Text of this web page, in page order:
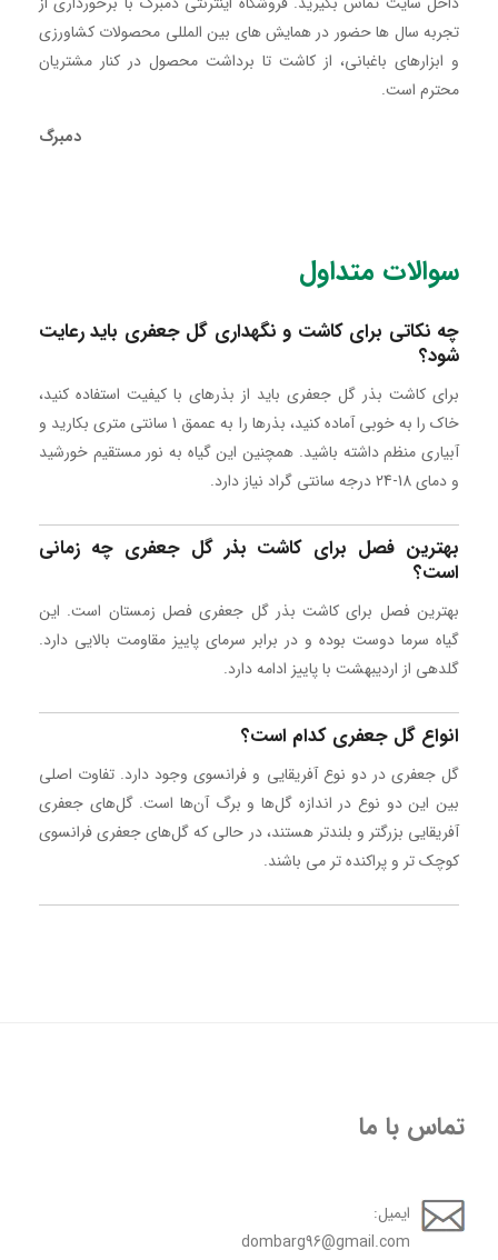
تجربه سال ها حضور در همایش های بین المللی محصولات کشاورزی
و ابزارهای باغبانی، از کاشت تا برداشت محصول در کنار مشتریان
محترم است.
دمبرگ
سوالات متداول
چه نکاتی برای کاشت و نگهداری گل جعفری باید رعایت
شود؟
برای کاشت بذر گل جعفری باید از بذرهای با کیفیت استفاده کنید،
خاک را به خوبی آماده کنید، بذرها را به عممق 1 سانتی متری بکارید و
آبیاری منظم داشته باشید. همچنین این گیاه به نور مستقیم خورشید
و دمای 18-24 درجه سانتی گراد نیاز دارد.
بهترین فصل برای کاشت بذر گل جعفری چه زمانی
است؟
بهترین فصل برای کاشت بذر گل جعفری فصل زمستان است. این
گیاه سرما دوست بوده و در برابر سرمای پاییز مقاومت بالایی دارد.
گلدهی از اردیبهشت با پاییز ادامه دارد.
انواع گل جعفری کدام است؟
گل جعفری در دو نوع آفریقایی و فرانسوی وجود دارد. تفاوت اصلی
بین این دو نوع در اندازه گل‌ها و برگ آن‌ها است. گل‌های جعفری
آفریقایی بزرگتر و بلندتر هستند، در حالی که گل‌های جعفری فرانسوی
کوچک تر و پراکنده تر می باشند.
تماس با ما
ایمیل:
dombarg96@gmail.com